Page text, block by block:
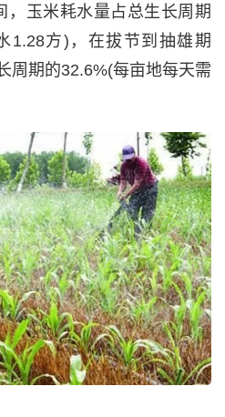
，玉米耗水量占总生长周期
1.28方)，在拔节到抽雄期
周期的32.6%(每亩地每天需